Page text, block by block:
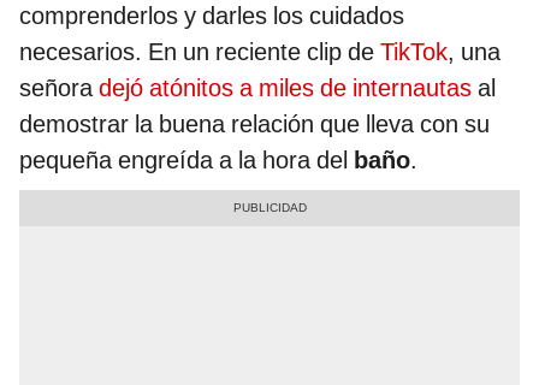
comprenderlos y darles los cuidados
necesarios. En un reciente clip de TikTok, una
señoradejó atónitos a miles de internautas al
demostrar la buena relación que lleva con su
pequeña engreída a la hora del baño.